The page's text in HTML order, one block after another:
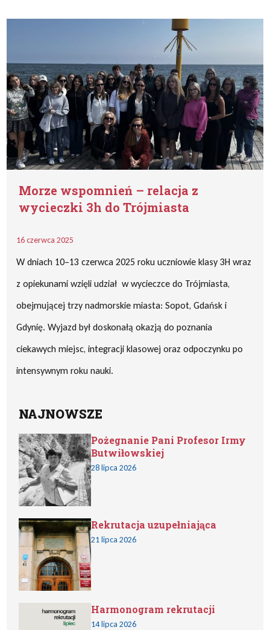
Morze wspomnień – relacja z
wycieczki 3h do Trójmiasta
16 czerwca 2025
W dniach 10–13 czerwca 2025 roku uczniowie klasy 3H wraz
z opiekunami wzięli udział w wycieczce do Trójmiasta,
obejmującej trzy nadmorskie miasta: Sopot, Gdańsk i
Gdynię. Wyjazd był doskonałą okazją do poznania
ciekawych miejsc, integracji klasowej oraz odpoczynku po
intensywnym roku nauki.
NAJNOWSZE
Pożegnanie Pani Profesor Irmy
Butwiłowskiej
28 lipca 2026
Rekrutacja uzupełniająca
21 lipca 2026
Harmonogram rekrutacji
14 lipca 2026